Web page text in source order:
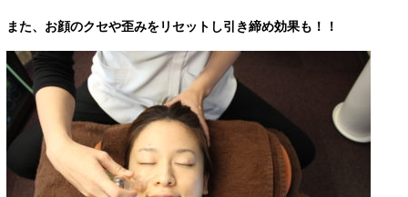
また、 お顔のクセや歪みをリセットし引き締め効果も！！